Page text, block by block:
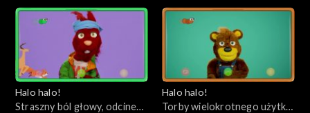
odcinek 94
Halo halo!
Straszny ból głowy, odcinek
Halo halo!
Torby wielokrotnego użytku,